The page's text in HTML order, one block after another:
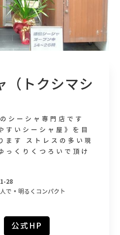
（トクシマシ
シーシャ専門店です
すいシーシャ屋》を目
ます ストレスの多い現
っくりくつろいで頂け
方には、丁寧なヒアリ
シャをご提供致します
懸命ご対応させて頂き
28
で • 明るくコンパクト
公式HP